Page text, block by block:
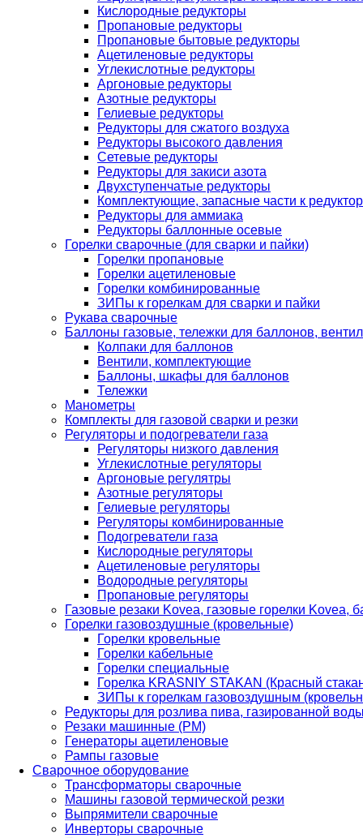
Кислородные редукторы
Пропановые редукторы
Пропановые бытовые редукторы
Ацетиленовые редукторы
Углекислотные редукторы
Аргоновые редукторы
Азотные редукторы
Гелиевые редукторы
Редукторы для сжатого воздуха
Редукторы высокого давления
Сетевые редукторы
Редукторы для закиси азота
Двухступенчатые редукторы
Комплектующие, запасные части к
Редукторы для аммиака
Редукторы баллонные осевые
Горелки сварочные (для сварки и пайки)
Горелки пропановые
Горелки ацетиленовые
Горелки комбинированные
ЗИПы к горелкам для сварки и пайки
Рукава сварочные
Баллоны газовые, тележки для баллонов,
Колпаки для баллонов
Вентили, комплектующие
Баллоны, шкафы для баллонов
Тележки
Манометры
Комплекты для газовой сварки и резки
Регуляторы и подогреватели газа
Регуляторы низкого давления
Углекислотные регуляторы
Аргоновые регулятры
Азотные регуляторы
Гелиевые регуляторы
Регуляторы комбинированные
Подогреватели газа
Кислородные регуляторы
Ацетиленовые регуляторы
Водородные регуляторы
Пропановые регуляторы
Газовые резаки Kovea, газовые горелки Kovea,
Горелки газовоздушные (кровельные)
Горелки кровельные
Горелки кабельные
Горелки специальные
Горелка KRASNIY STAKAN (Красный
ЗИПы к горелкам газовоздушным
Редукторы для розлива пива, газированной
Резаки машинные (РМ)
Генераторы ацетиленовые
Рампы газовые
Сварочное оборудование
Трансформаторы сварочные
Машины газовой термической резки
Выпрямители сварочные
Инверторы сварочные